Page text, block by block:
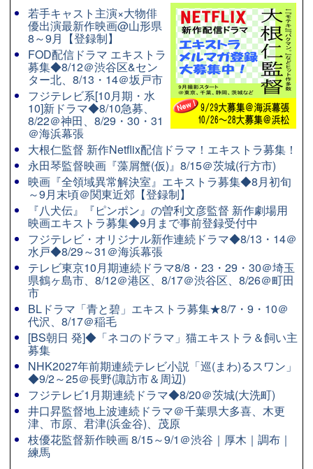
若手キャスト主演×大物俳
優出演最新作映画@山形県
8～9月【登録制】
FOD配信ドラマ エキストラ
募集◆8/12＠渋谷区&セン
ター北、8/13・14＠坂戸市
フジテレビ系[10月期・水
10]新ドラマ◆8/10急募、
8/22＠神田、8/29・30・31
＠海浜幕張
大根仁監督 新作Netflix配信ドラマ！エキストラ募集！
永田琴監督映画『藻屑蟹(仮)』8/15＠茨城(行方市)
映画『全領域異常解決室』エキストラ募集◆8月初旬
～9月末頃＠関東近郊【登録制】
『八犬伝』『ピンポン』の曽利文彦監督 新作劇場用
映画エキストラ募集◆9月まで事前登録受付中
フジテレビ・オリジナル新作連続ドラマ◆8/13・14＠
水戸◆8/29～31＠海浜幕張
テレビ東京10月期連続ドラマ8/8・23・29・30＠埼玉
県鶴ヶ島市、8/12＠港区、8/17＠渋谷区、8/26＠町田
市
BLドラマ「青と碧」エキストラ募集★8/7・9・10＠
代沢、8/17＠稲毛
[BS朝日 発]◆「ネコのドラマ」猫エキストラ＆飼い主
募集
NHK2027年前期連続テレビ小説「巡(まわ)るスワン」
◆9/2～25＠長野(諏訪市＆周辺)
フジテレビ1月期連続ドラマ◆8/20＠茨城(大洗町)
井口昇監督地上波連続ドラマ＠千葉県大多喜、木更
津、市原、君津(浜金谷)、茂原
枝優花監督新作映画 8/15～9/1＠渋谷｜厚木｜調布｜
練馬